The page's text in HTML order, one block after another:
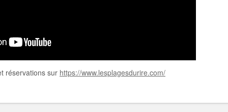
réservations sur https://www.lesplagesdurire.com/